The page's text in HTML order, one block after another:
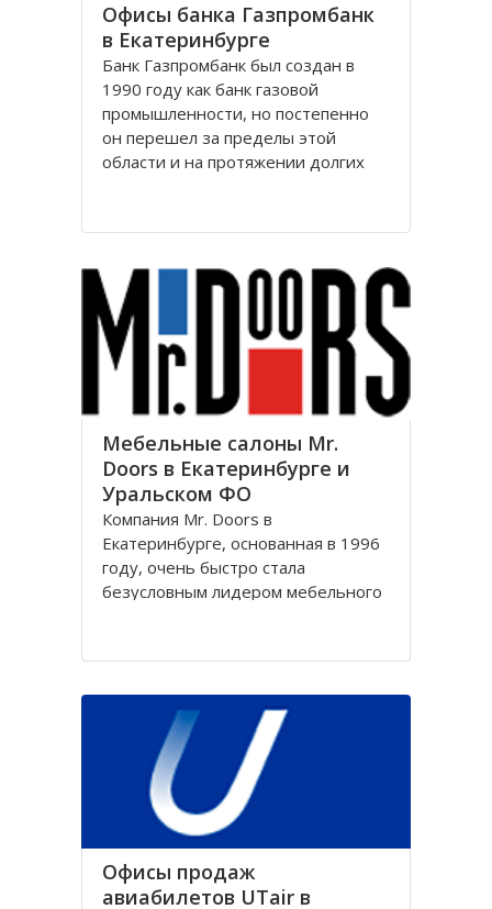
Офисы банка Газпромбанк
в Екатеринбурге
Банк Газпромбанк был создан в
1990 году как банк газовой
промышленности, но постепенно
он перешел за пределы этой
области и на протяжении долгих
тысяч предприятий практически во
экономики: нефтяной, газовой
Мебельные салоны Mr.
Doors в Екатеринбурге и
Уральском ФО
Компания Mr. Doors в
Екатеринбурге, основанная в 1996
году, очень быстро стала
безусловным лидером мебельного
разработчика принципиально
компания Mr. Doors в
Екатеринбурге первой начала
производить встроенные и
корпусные
Офисы продаж
авиабилетов UTair в